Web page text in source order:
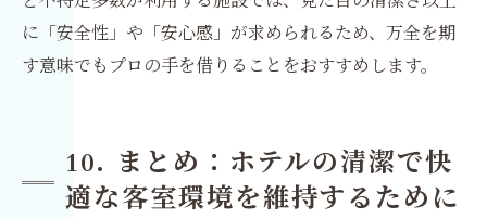
に「安全性」や「安心感」が求められるため、万全を期
す意味でもプロの手を借りることをおすすめします。
10. まとめ：ホテルの清潔で快
適な客室環境を維持するために